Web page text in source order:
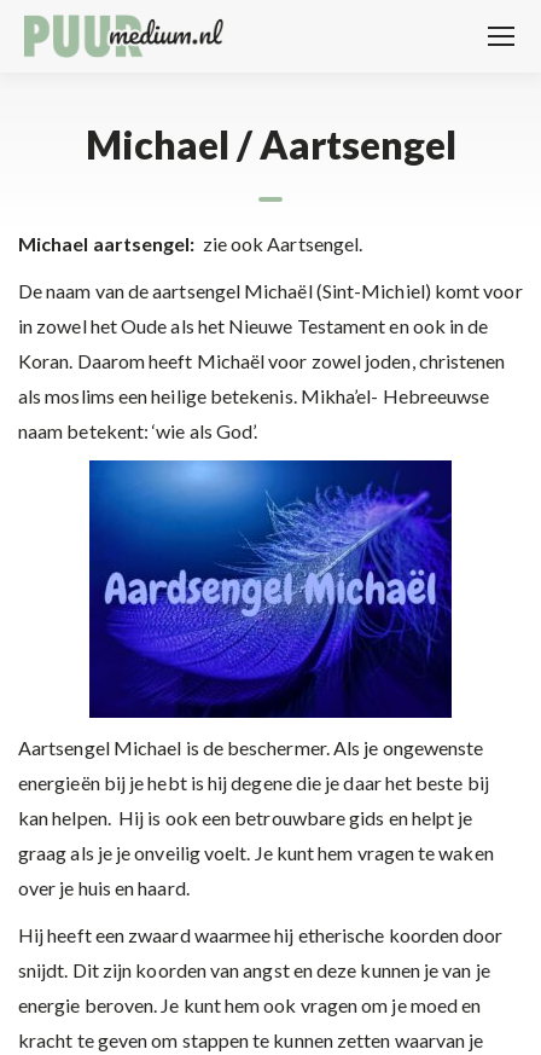
Michael / Aartsengel
Michael aartsengel: zie ook Aartsengel.
De naam van de aartsengel Michaël (Sint-Michiel) komt voor
in zowel het Oude als het Nieuwe Testament en ook in de
Koran. Daarom heeft Michaël voor zowel joden, christenen
als moslims een heilige betekenis. Mikha’el- Hebreeuwse
naam betekent: ‘wie als God’.
Aartsengel Michael is de beschermer. Als je ongewenste
energieën bij je hebt is hij degene die je daar het beste bij
kan helpen. Hij is ook een betrouwbare gids en helpt je
graag als je je onveilig voelt. Je kunt hem vragen te waken
over je huis en haard.
Hij heeft een zwaard waarmee hij etherische koorden door
snijdt. Dit zijn koorden van angst en deze kunnen je van je
energie beroven. Je kunt hem ook vragen om je moed en
kracht te geven om stappen te kunnen zetten waarvan je